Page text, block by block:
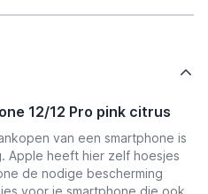
12/12 Pro pink citrus
van een smartphone is
Apple heeft hier zelf hoesjes
de nodige bescherming
voor je smartphone die ook